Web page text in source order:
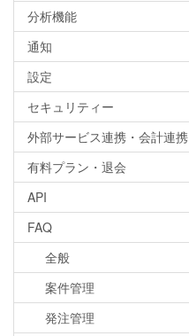
分析機能
通知
設定
セキュリティー
外部サービス連携・会計連携
有料プラン・退会
API
FAQ
全般
案件管理
発注管理